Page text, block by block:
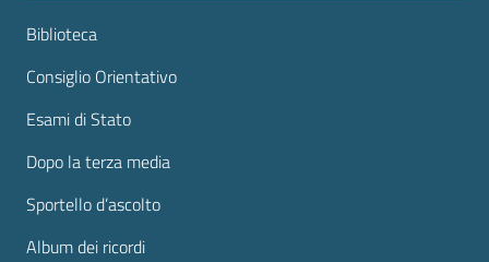
Biblioteca
Consiglio Orientativo
Esami di Stato
Dopo la terza media
Sportello d’ascolto
Album dei ricordi